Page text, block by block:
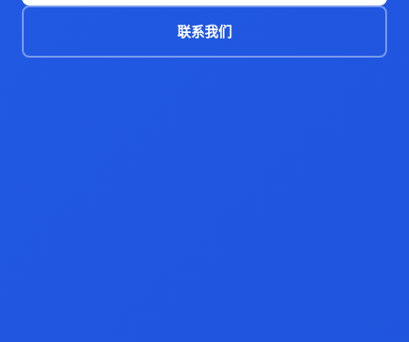
联系我们